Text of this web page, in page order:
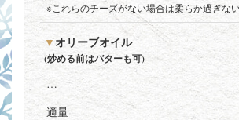
※これらのチーズがない場合は柔らか過ぎな
オリーブオイル
(炒める前はバターも可)
…
適量